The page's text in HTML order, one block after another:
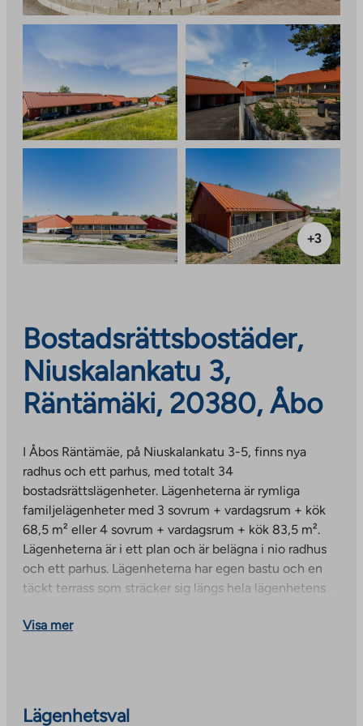
+3
Bostadsrättsbostäder,
Niuskalankatu 3,
Räntämäki, 20380, Åbo
I Åbos Räntämäe, på Niuskalankatu 3-5, finns nya
radhus och ett parhus, med totalt 34
bostadsrättslägenheter. Lägenheterna är rymliga
familjelägenheter med 3 sovrum + vardagsrum + kök
68,5 m² eller 4 sovrum + vardagsrum + kök 83,5 m².
Lägenheterna är i ett plan och är belägna i nio radhus
och ett parhus. Lägenheterna har egen bastu och en
täckt terrass som sträcker sig längs hela lägenhetens
hushållsapparater inbjuder till avkoppling.
har spegelskjutdörrar. Lägenheterna har vattenburen
Visa mer
Lägenhetsval